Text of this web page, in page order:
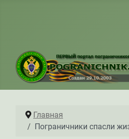
Главная
Пограничники спасли